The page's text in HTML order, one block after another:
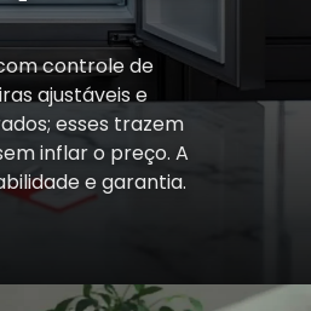
controle de
ajustáveis e
esses trazem
inflar o preço. A
e garantia.